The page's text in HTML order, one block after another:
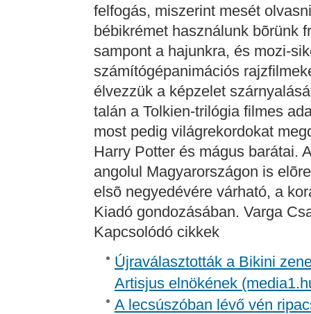
felfogás, miszerint mesét
bébikrémet használunk bõrünk
sampont a hajunkra, és mozi-
számítógépanimációs
élvezzük a képzelet
talán a Tolkien-trilógia filmes
most pedig világrekordokat
Harry Potter és mágus barátai.
angolul Magyarországon is
elsõ negyedévére várható, a
Kiadó gondozásában. Varga
Kapcsolódó cikkek
Újraválasztották a Bikini
Artisjus elnökének
A lecsúszóban lévő vén